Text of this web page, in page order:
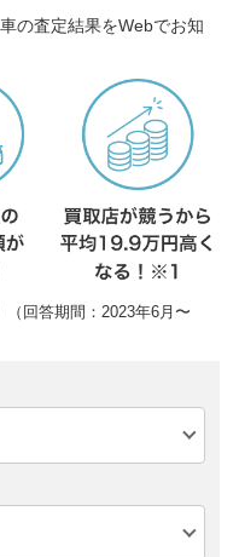
の査定結果をWebでお知
回答期間：2023年6月〜